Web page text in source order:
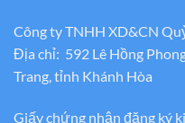
Công ty TNHH XD&CN
Địa chỉ: 592 Lê Hồng
Trang, tỉnh Khánh Hòa
Giấy chứng nhận đăng ký